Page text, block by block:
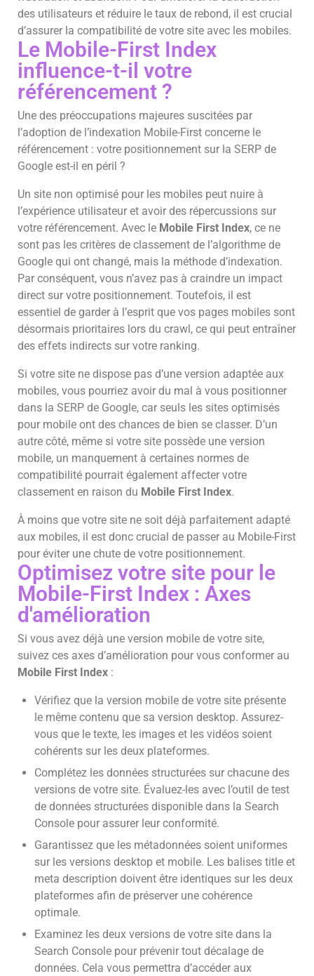
des utilisateurs et réduire le taux de rebond, il est crucial
d’assurer la compatibilité de votre site avec les mobiles.
Le Mobile-First Index
influence-t-il votre
référencement ?
Une des préoccupations majeures suscitées par
l’adoption de l’indexation Mobile-First concerne le
référencement : votre positionnement sur la SERP de
Google est-il en péril ?
Un site non optimisé pour les mobiles peut nuire à
l’expérience utilisateur et avoir des répercussions sur
votre référencement. Avec le Mobile First Index, ce ne
sont pas les critères de classement de l’algorithme de
Google qui ont changé, mais la méthode d’indexation.
Par conséquent, vous n’avez pas à craindre un impact
direct sur votre positionnement. Toutefois, il est
essentiel de garder à l’esprit que vos pages mobiles sont
désormais prioritaires lors du crawl, ce qui peut entraîner
des effets indirects sur votre ranking.
Si votre site ne dispose pas d’une version adaptée aux
mobiles, vous pourriez avoir du mal à vous positionner
dans la SERP de Google, car seuls les sites optimisés
pour mobile ont des chances de bien se classer. D’un
autre côté, même si votre site possède une version
mobile, un manquement à certaines normes de
compatibilité pourrait également affecter votre
classement en raison du Mobile First Index.
À moins que votre site ne soit déjà parfaitement adapté
aux mobiles, il est donc crucial de passer au Mobile-First
pour éviter une chute de votre positionnement.
Optimisez votre site pour le
Mobile-First Index : Axes
d'amélioration
Si vous avez déjà une version mobile de votre site,
suivez ces axes d’amélioration pour vous conformer au
Mobile First Index :
Vérifiez que la version mobile de votre site présente
le même contenu que sa version desktop. Assurez-
vous que le texte, les images et les vidéos soient
cohérents sur les deux plateformes.
Complétez les données structurées sur chacune des
versions de votre site. Évaluez-les avec l’outil de test
de données structurées disponible dans la Search
Console pour assurer leur conformité.
Garantissez que les métadonnées soient uniformes
sur les versions desktop et mobile. Les balises title et
meta description doivent être identiques sur les deux
plateformes afin de préserver une cohérence
optimale.
Examinez les deux versions de votre site dans la
Search Console pour prévenir tout décalage de
données. Cela vous permettra d’accéder aux